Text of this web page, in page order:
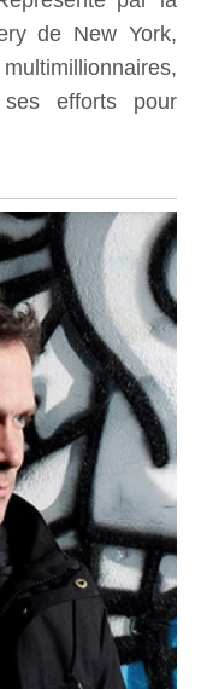
de New York,
efforts pour